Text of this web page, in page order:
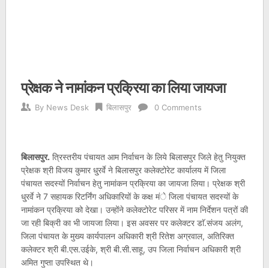
प्रेक्षक ने नामांकन प्रक्रिया का लिया जायजा
By News Desk बिलासपुर 0 Comments
बिलासपुर. त्रिस्तरीय पंचायत आम निर्वाचन के लिये बिलासपुर जिले हेतु नियुक्त
प्रेक्षक श्री विजय कुमार धु्रर्वे ने बिलासपुर कलेक्टोरेट कार्यालय में जिला
पंचायत सदस्यों निर्वाचन हेतु नामांकन प्रक्रिया का जायजा लिया। प्रेक्षक श्री
धु्रर्वे ने 7 सहायक रिटर्निंग अधिकारियों के कक्ष मंे जिला पंचायत सदस्यों के
नामांकन प्रक्रिया को देखा। उन्होंने कलेक्टोरेट परिसर में नाम निर्देशन पत्रों की
जा रही बिक्री का भी जायजा लिया। इस अवसर पर कलेक्टर डाॅ.संजय अलंग,
जिला पंचायत के मुख्य कार्यपालन अधिकारी श्री रितेश अग्रवाल, अतिरिक्त
कलेक्टर श्री बी.एस.उईके, श्री बी.सी.साहू, उप जिला निर्वाचन अधिकारी श्री
अमित गुप्ता उपस्थित थे।